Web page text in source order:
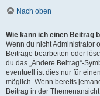
Nach oben
Wie kann ich einen Beitrag
Wenn du nicht Administrator
Beiträge bearbeiten oder
du das „Ändere Beitrag“-
eventuell ist dies nur für
möglich. Wenn bereits
Beitrag in der